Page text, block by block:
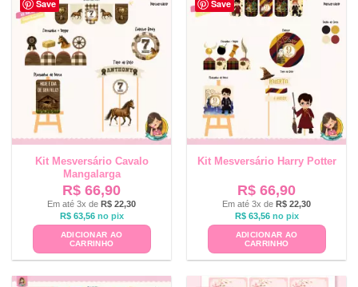
Save
Kit Mesversário Cavalo
Mangalarga
R$ 66,90
Em até 3x de R$ 22,30
R$63,56 no pix
ADICIONAR AO
CARRINHO
Save
Kit Mesversário Harry Potter
R$ 66,90
Em até 3x de R$ 22,30
R$63,56 no pix
ADICIONAR AO
CARRINHO